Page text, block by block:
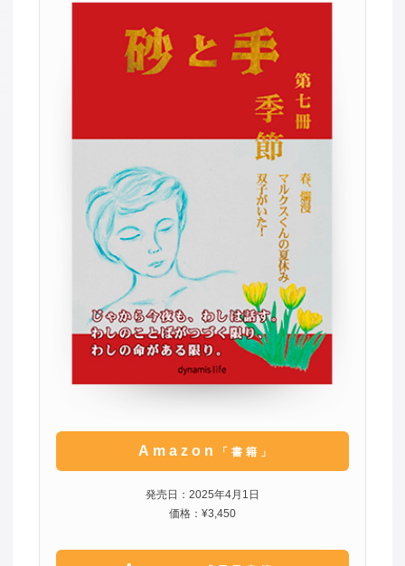
Amazon 「書籍」
発売日：2025年4月1日
価格：¥3,450